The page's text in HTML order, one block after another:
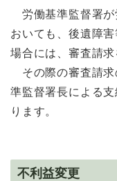
労働基準監督署
おいても、後遺障
場合には、審査請求
その際の審査請
準監督署長による
ります。
不利益変更